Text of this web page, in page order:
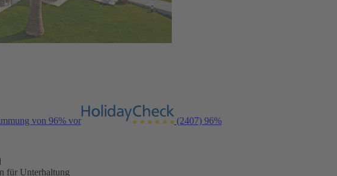
von 96% vor (2407) 96%
für Unterhaltung